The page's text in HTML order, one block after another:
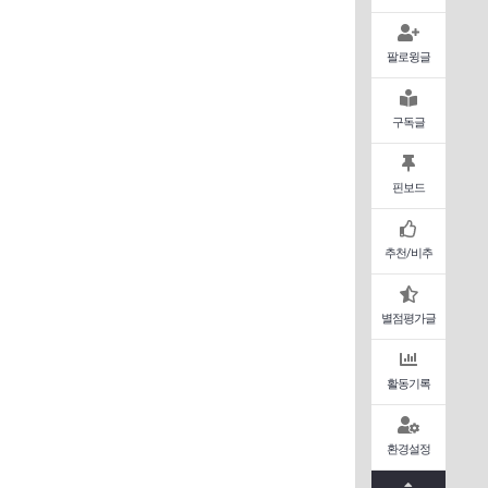
팔로윙글
구독글
핀보드
추천/비추
별점평가글
활동기록
환경설정